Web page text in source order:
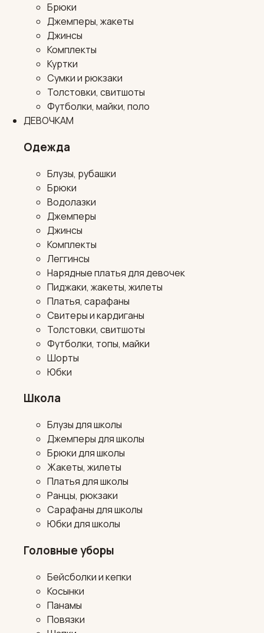
Брюки
Джемперы, жакеты
Джинсы
Комплекты
Куртки
Сумки и рюкзаки
Толстовки, свитшоты
Футболки, майки, поло
ДЕВОЧКАМ
Одежда
Блузы, рубашки
Брюки
Водолазки
Джемперы
Джинсы
Комплекты
Леггинсы
Нарядные платья для девочек
Пиджаки, жакеты, жилеты
Платья, сарафаны
Свитеры и кардиганы
Толстовки, свитшоты
Футболки, топы, майки
Шорты
Юбки
Школа
Блузы для школы
Джемперы для школы
Брюки для школы
Жакеты, жилеты
Платья для школы
Ранцы, рюкзаки
Сарафаны для школы
Юбки для школы
Головные уборы
Бейсболки и кепки
Косынки
Панамы
Повязки